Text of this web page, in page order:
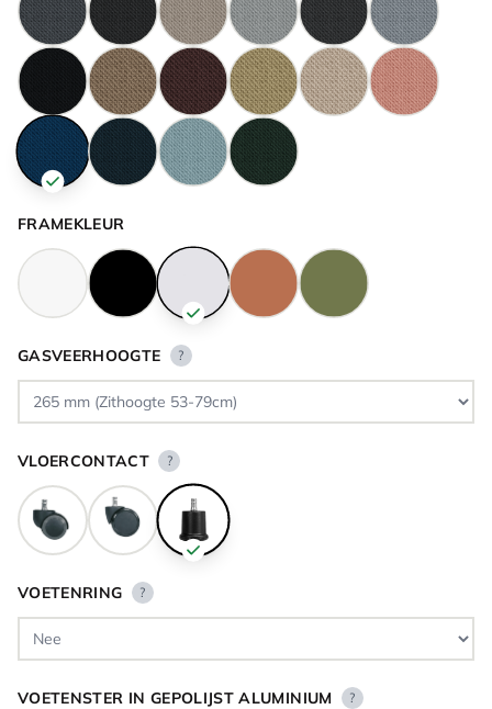
FRAMEKLEUR
GASVEERHOOGTE ?
VLOERCONTACT ?
VOETENRING ?
VOETENSTER IN GEPOLIJST ALUMINIUM ?